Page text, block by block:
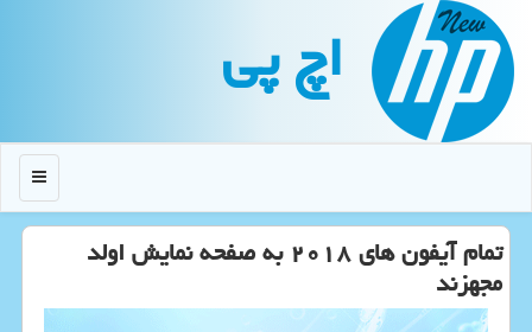
اچ پی
منو
تمام آیفون های ۲۰۱۸ به صفحه نمایش اولد
مجهزند